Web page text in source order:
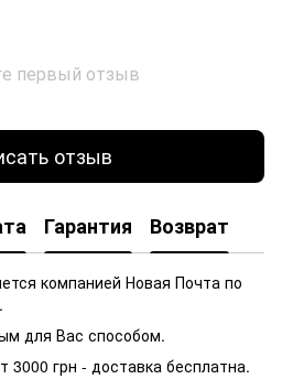
первый отзыв
отзыв
Гарантия Возврат
компанией Новая Почта по
для Вас способом.
3000 грн - доставка бесплатна.